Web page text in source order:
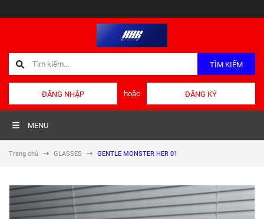
TÌM KIẾM
ĐĂNG NHẬP hoặc ĐĂNG KÝ
MENU
Trang chủ GLASSES GENTLE MONSTER HER 01